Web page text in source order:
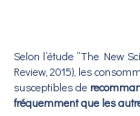
Selon l’étude “The New
Review, 2015), les
susceptiblesde
fréquemment que les